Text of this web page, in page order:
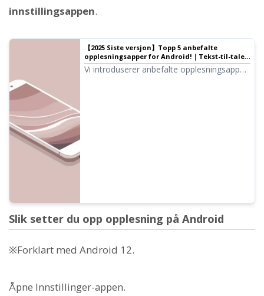
innstillingsappen.
【2025 Siste versjon】Topp 5 anbefalte
opplesningsapper for Android!｜Tekst-til-tale-
programvare Ondoku
Vi introduserer anbefalte opplesningsapper
Slik setter du opp opplesning på Android
※Forklart med Android 12.
Åpne Innstillinger-appen.